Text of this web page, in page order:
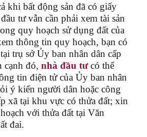
khi bất động sản đã có giấy
tư vẫn cần phải xem tài sản
quy hoạch sử dụng đất của
thông tin quy hoạch, bạn có
trụ sở Ủy ban nhân dân cấp
đó, nhà đầu tưcó thể
tin điện tử của Ủy ban nhân
ý kiến người dân hoặc công
xã tại khu vực có thửa đất; xin
với thửa đất tại Văn
đai.